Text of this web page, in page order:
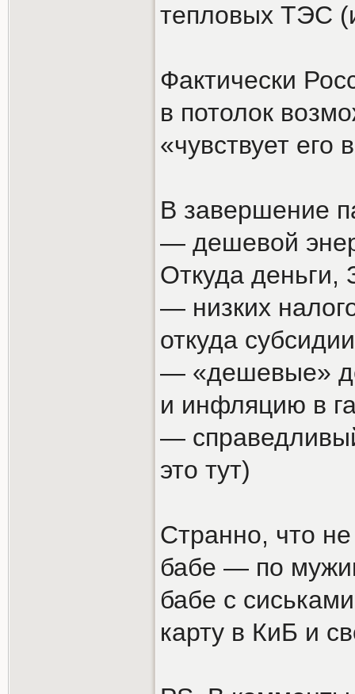
тепловых ТЭС
Фактически
в потолок
«чувствует его
В завершение
— дешевой
Откуда деньги,
— низких
откуда
— «дешевые»
и инфляцию в
—
это тут)
Странно, что
бабе — по
бабе с
карту в КиБ и